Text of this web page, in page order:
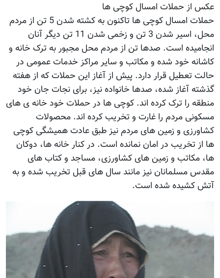
عکس از حملات امسال کوچی ها
حملات امسال کوچی ها تاکنون به کشته شدن 5 تن از مردم
محل، اسیر شدن 3 تن و زخمی شدن 11 تن دیگر آنان
انجامیده است. صدها تن از مردم محل مجبور به ترک خانه و
کاشانه خود شده و مکاتب و سایر مراکز خدمات عمومی در
حالت تعطیل قرار دارد. پیش از آغاز این حملات که از هفته
گذشته آغاز شده، صدها خانواده نیز، برای نجات جان خود
منطقه را ترک کرده اند. کوچی ها در حملات خود خانه ی های
مسکونی مردم را غارت و تخریب کرده اند. محصولات
کشاورزی و زمین های مردم نیز طبق عادت همیشگی کوچی
ها از تخریب در امان نمانده است. در کنار خانه ها، دوکان
ها، مکاتب و زمین های کشاورزی، مساجد و کتاب های
مقدس مسلمانان نیز مانند سال های قبل تخریب شده و به
آتش کشیده شده است.